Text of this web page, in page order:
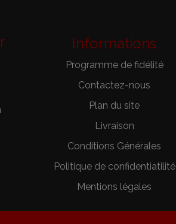
Informations
Programme de fidélité
Contactez-nous
Plan du site
Livraison
Conditions Générales
Politique de confidentiatilité
Mentions légales